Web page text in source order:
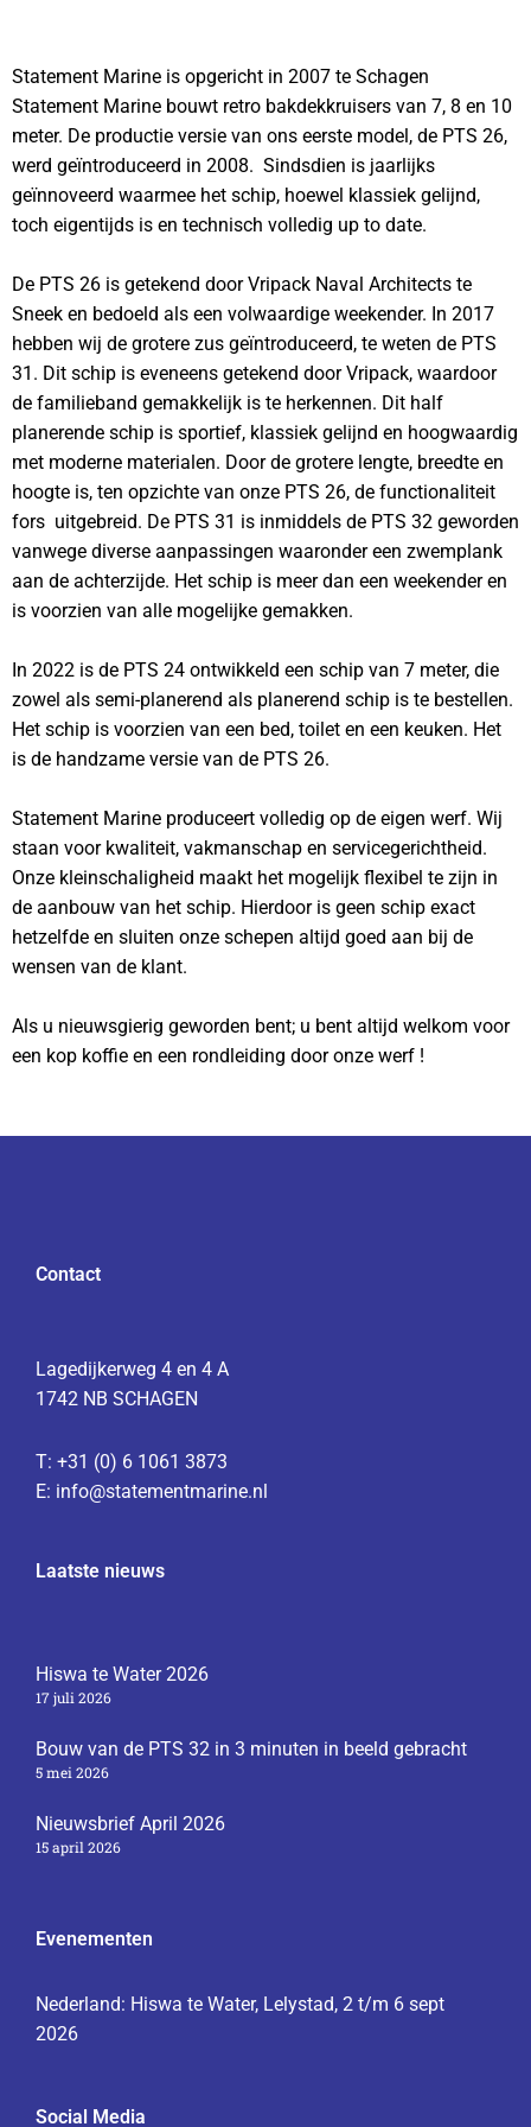
Statement Marine is opgericht in 2007 te Schagen
Statement Marine bouwt retro bakdekkruisers van 7, 8 en 10
meter. De productie versie van ons eerste model, de PTS 26,
werd geïntroduceerd in 2008. Sindsdien is jaarlijks
geïnnoveerd waarmee het schip, hoewel klassiek gelijnd,
toch eigentijds is en technisch volledig up to date.
De PTS 26 is getekend door Vripack Naval Architects te
Sneek en bedoeld als een volwaardige weekender. In 2017
hebben wij de grotere zus geïntroduceerd, te weten de PTS
31. Dit schip is eveneens getekend door Vripack, waardoor
de familieband gemakkelijk is te herkennen. Dit half
planerende schip is sportief, klassiek gelijnd en hoogwaardig
met moderne materialen. Door de grotere lengte, breedte en
hoogte is, ten opzichte van onze PTS 26, de functionaliteit
fors uitgebreid. De PTS 31 is inmiddels de PTS 32 geworden
vanwege diverse aanpassingen waaronder een zwemplank
aan de achterzijde. Het schip is meer dan een weekender en
is voorzien van alle mogelijke gemakken.
In 2022 is de PTS 24 ontwikkeld een schip van 7 meter, die
zowel als semi-planerend als planerend schip is te bestellen.
Het schip is voorzien van een bed, toilet en een keuken. Het
is de handzame versie van de PTS 26.
Statement Marine produceert volledig op de eigen werf. Wij
staan voor kwaliteit, vakmanschap en servicegerichtheid.
Onze kleinschaligheid maakt het mogelijk flexibel te zijn in
de aanbouw van het schip. Hierdoor is geen schip exact
hetzelfde en sluiten onze schepen altijd goed aan bij de
wensen van de klant.
Als u nieuwsgierig geworden bent; u bent altijd welkom voor
een kop koffie en een rondleiding door onze werf !
Contact
Lagedijkerweg 4 en 4 A
1742 NB SCHAGEN
T: +31 (0) 6 1061 3873
E: info@statementmarine.nl
Laatste nieuws
Hiswa te Water 2026
17 juli 2026
Bouw van de PTS 32 in 3 minuten in beeld gebracht
5 mei 2026
Nieuwsbrief April 2026
15 april 2026
Evenementen
Nederland: Hiswa te Water, Lelystad, 2 t/m 6 sept
2026
Social Media